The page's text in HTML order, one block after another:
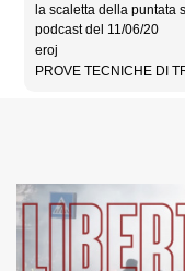
la scaletta della puntata
podcast del 11/06/20
eroj
PROVE TECNICHE DI